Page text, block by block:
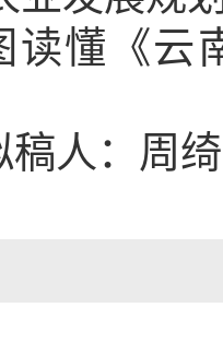
读懂《云
稿人：周